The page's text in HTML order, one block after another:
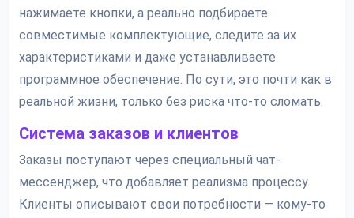
нажимаете кнопки, а реально подбираете
совместимые комплектующие, следите за их
характеристиками и даже устанавливаете
программное обеспечение. По сути, это почти как в
реальной жизни, только без риска что-то сломать.
Система заказов и клиентов
Заказы поступают через специальный чат-
мессенджер, что добавляет реализма процессу.
Клиенты описывают свои потребности — кому-то